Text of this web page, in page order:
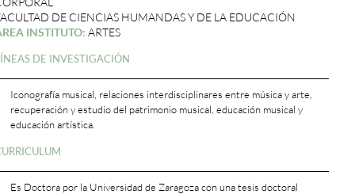
DE CIENCIAS HUMANDAS Y DE LA EDUCACIÓN
INSTITUTO: ARTES
DE INVESTIGACIÓN
Iconografía musical, relaciones interdisciplinares entre música y arte,
recuperación y estudio del patrimonio musical, educación musical y
educación artística.
Es Doctora por la Universidad de Zaragoza con una tesis doctoral